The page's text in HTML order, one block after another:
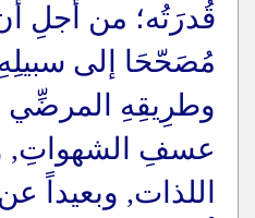
قُدرَتُه؛ من أجلِ أن
مُصَحّحَا إلى
وطرِيقِهِ المرضِّي
عسفِ الشهواتِ,
اللذات, وبعيداً